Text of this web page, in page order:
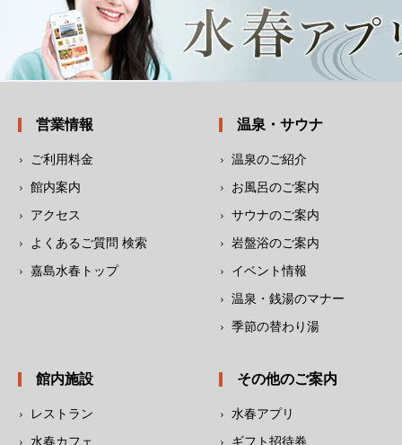
営業情報
ご利用料金
館内案内
アクセス
よくあるご質問 検索
嘉島水春トップ
温泉・サウナ
温泉のご紹介
お風呂のご案内
サウナのご案内
岩盤浴のご案内
イベント情報
温泉・銭湯のマナー
季節の替わり湯
館内施設
レストラン
水春カフェ
その他のご案内
水春アプリ
ギフト招待券